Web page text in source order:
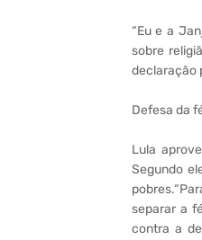
“Eu e a
sobre
declaração
Defesa da
Lula
Segundo
separar a
contra a